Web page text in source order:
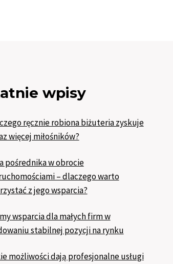
wpisy
ręcznie robiona biżuteria zyskuje
więcej miłośników?
pośrednika w obrocie
– dlaczego warto
z jego wsparcia?
wsparcia dla małych firm w
stabilnej pozycji na rynku
możliwości dają profesjonalne usługi